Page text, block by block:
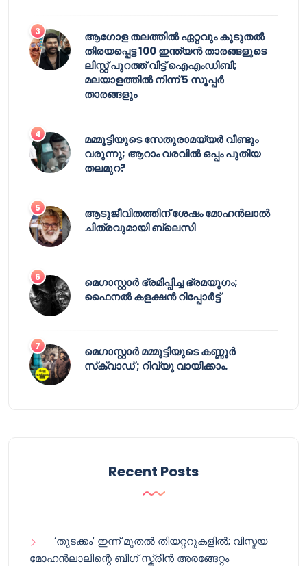
ആഗോള തലത്തിൽ ഏറ്റവും കൂടുതൽ
തിരയപ്പെട്ട 100 ഇന്ത്യൻ താരങ്ങളുടെ
ലിസ്റ്റ് പുറത്ത് വിട്ട് ഐഎംഡിബി;
മലയാളത്തിൽ നിന്ന് 5 സൂപ്പർ
താരങ്ങളും
മമ്മൂട്ടിയുടെ സേതുരാമയ്യർ വീണ്ടും
വരുന്നു; ആറാം വരവിൽ ഒപ്പം പുതിയ
തലമുറ?
ആടുജീവിതത്തിന് ശേഷം മോഹൻലാൽ
ചിത്രവുമായി ബ്ലെസി
മെഗാസ്റ്റാർ ഭ്രമിപ്പിച്ച ഭ്രമയുഗം;
ഫൈനൽ കളക്ഷൻ റിപ്പോർട്ട്
മെഗാസ്റ്റാർ മമ്മൂട്ടിയുടെ കണ്ണൂർ
സ്‌ക്വാഡ് ; റിവ്യൂ വായിക്കാം.
Recent Posts
‘തുടക്കം’ ഇന്ന് മുതൽ തിയറ്ററുകളിൽ; വിസ്മയ
മോഹൻലാലിന്റെ ബിഗ് സ്ക്രീൻ അരങ്ങേറ്റം